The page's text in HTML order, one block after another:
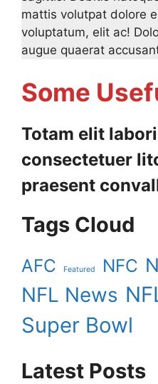
mattis volutpat dolore
voluptatum, elit ac!
augue quaerat
Some
Totam elit
consectetuer
praesent
Tags Cloud
AFC Featured NFC
NFL News
Super Bowl
Latest Posts